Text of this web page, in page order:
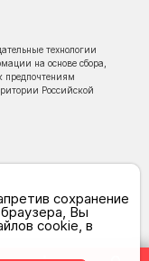
технологии
на основе сбора,
предпочтениям
Российской
сохранение
Вы
cookie, в